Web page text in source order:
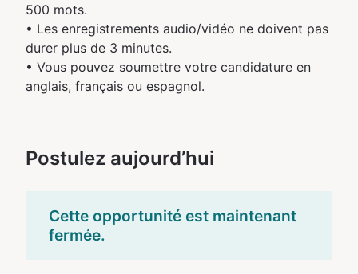
500 mots.
• Les enregistrements audio/vidéo ne doivent pas
durer plus de 3 minutes.
• Vous pouvez soumettre votre candidature en
anglais, français ou espagnol.
Postulez aujourd’hui
Cette opportunité est maintenant
fermée.